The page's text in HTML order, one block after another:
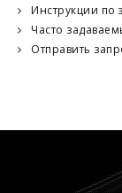
Инструкции по
Часто
Отправить